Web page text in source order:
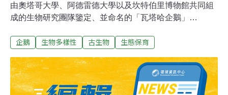
由奧塔哥大學、阿德雷德大學以及坎特伯里博物館共同組
成的生物研究團隊鑒定、並命名的「瓦塔哈企鵝」
科學家著手調查自人類定居紐西蘭至今，瀕臨滅絕的黃眼
由奧塔哥動物學博士生玻森庫（Sanne Boessenkool）領
軍，研究者們利用史前動物骨骼中遺留的DNA，結合像是
骨骼架構研究等傳統技術，鑒定出已經滅絕的偉塔哈企
企鵝 生物多樣性 古生物 生態保育